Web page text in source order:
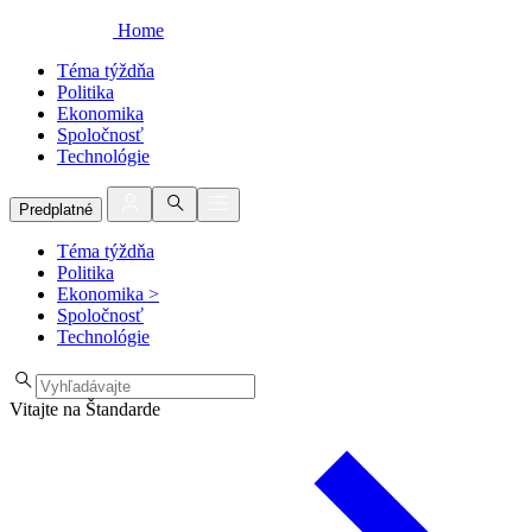
Home
Téma týždňa
Politika
Ekonomika
Spoločnosť
Technológie
Predplatné
Téma týždňa
Politika
Ekonomika >
Spoločnosť
Technológie
Vitajte na Štandarde